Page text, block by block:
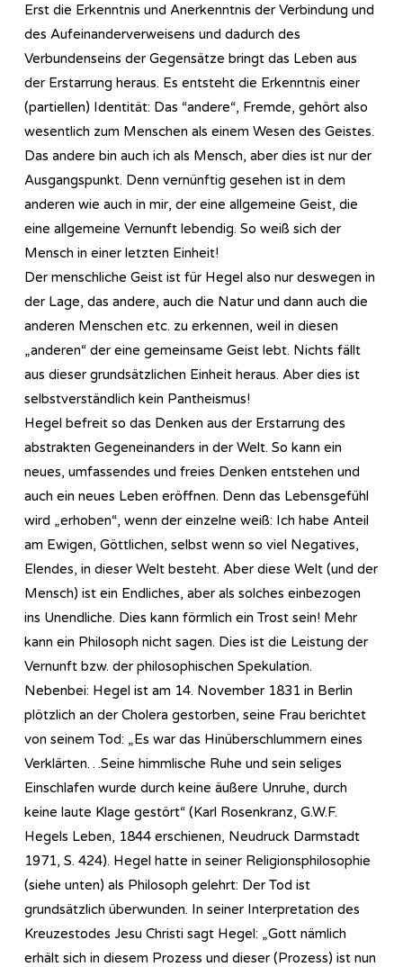
Erst die Erkenntnis und Anerkenntnis der Verbindung und
des Aufeinanderverweisens und dadurch des
Verbundenseins der Gegensätze bringt das Leben aus
der Erstarrung heraus. Es entsteht die Erkenntnis einer
(partiellen) Identität: Das “andere“, Fremde, gehört also
wesentlich zum Menschen als einem Wesen des Geistes.
Das andere bin auch ich als Mensch, aber dies ist nur der
Ausgangspunkt. Denn vernünftig gesehen ist in dem
anderen wie auch in mir, der eine allgemeine Geist, die
eine allgemeine Vernunft lebendig. So weiß sich der
Mensch in einer letzten Einheit!
Der menschliche Geist ist für Hegel also nur deswegen in
der Lage, das andere, auch die Natur und dann auch die
anderen Menschen etc. zu erkennen, weil in diesen
„anderen“ der eine gemeinsame Geist lebt. Nichts fällt
aus dieser grundsätzlichen Einheit heraus. Aber dies ist
selbstverständlich kein Pantheismus!
Hegel befreit so das Denken aus der Erstarrung des
abstrakten Gegeneinanders in der Welt. So kann ein
neues, umfassendes und freies Denken entstehen und
auch ein neues Leben eröffnen. Denn das Lebensgefühl
wird „erhoben“, wenn der einzelne weiß: Ich habe Anteil
am Ewigen, Göttlichen, selbst wenn so viel Negatives,
Elendes, in dieser Welt besteht. Aber diese Welt (und der
Mensch) ist ein Endliches, aber als solches einbezogen
ins Unendliche. Dies kann förmlich ein Trost sein! Mehr
kann ein Philosoph nicht sagen. Dies ist die Leistung der
Vernunft bzw. der philosophischen Spekulation.
Nebenbei: Hegel ist am 14. November 1831 in Berlin
plötzlich an der Cholera gestorben, seine Frau berichtet
von seinem Tod: „Es war das Hinüberschlummern eines
Verklärten…Seine himmlische Ruhe und sein seliges
Einschlafen wurde durch keine äußere Unruhe, durch
keine laute Klage gestört“ (Karl Rosenkranz, G.W.F.
Hegels Leben, 1844 erschienen, Neudruck Darmstadt
1971, S. 424). Hegel hatte in seiner Re­li­gi­ons­phi­lo­so­phie
(siehe unten) als Philosoph gelehrt: Der Tod ist
grundsätzlich überwunden. In seiner Interpretation des
Kreuzestodes Jesu Christi sagt Hegel: „Gott nämlich
erhält sich in diesem Prozess und dieser (Prozess) ist nun